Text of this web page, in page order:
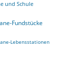
und Schule
Fundstücke
Lebensstationen